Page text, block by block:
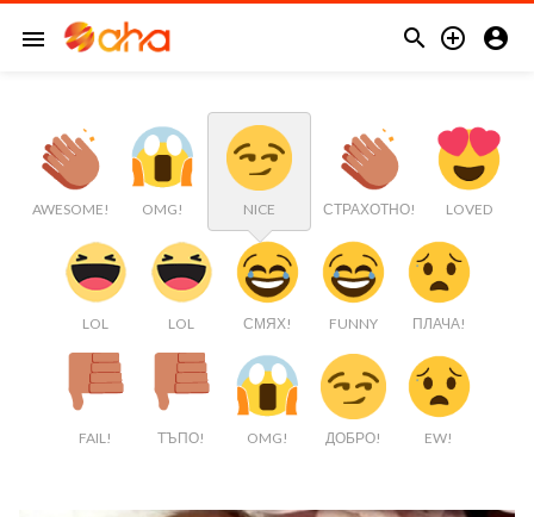
menu   
AWESOME! OMG! NICE СТРАХОТНО! LOVED
LOL LOL СМЯХ! FUNNY ПЛАЧА!
FAIL! ТЪПО! OMG! ДОБРО! EW!